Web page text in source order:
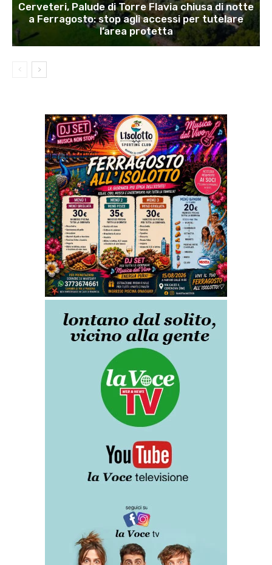
Cerveteri, Palude di Torre Flavia chiusa di notte
a Ferragosto: stop agli accessi per tutelare
l’area protetta